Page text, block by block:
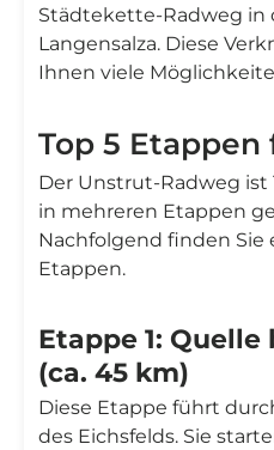
Städtekette-Radweg in
Langensalza. Diese
Ihnen viele
Top 5 Etappen
Der Unstrut-Radweg ist
in mehreren Etappen
Nachfolgend finden Sie
Etappen.
Etappe 1:
(ca. 45 km)
Diese Etappe führt
des Eichsfelds. Sie